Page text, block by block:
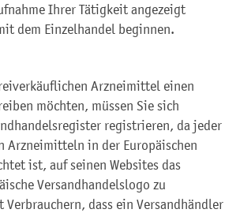
Ihrer Tätigkeit angezeigt
dem Einzelhandel beginnen.
Arzneimittel einen
möchten, müssen Sie sich
registrieren, da jeder
Arzneimitteln in der Europäischen
ist, auf seinen Websites das
Versandhandelslogo zu
Verbrauchern, dass ein Versandhändler